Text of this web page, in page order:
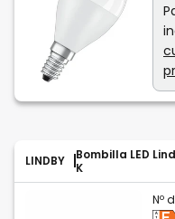
LINDBY
Bombilla LED
K
Nº